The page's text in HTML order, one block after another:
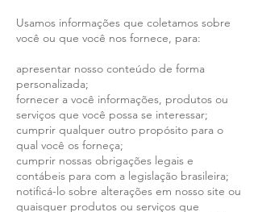
Usamos informações que coletamos sobre
você ou que você nos fornece, para:
apresentar nosso conteúdo de forma
personalizada;
fornecer a você informações, produtos ou
serviços que você possa se interessar;
cumprir qualquer outro propósito para o
qual você os forneça;
cumprir nossas obrigações legais e
contábeis para com a legislação brasileira;
notificá-lo sobre alterações em nosso site ou
quaisquer produtos ou serviços que